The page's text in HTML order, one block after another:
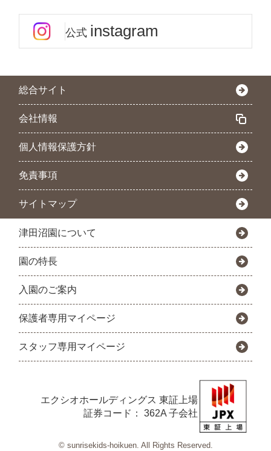
公式 instagram
総合サイト
会社情報
個人情報保護方針
免責事項
サイトマップ
津田沼園について
園の特長
入園のご案内
保護者専用マイページ
スタッフ専用マイページ
エクシオホールディングス 東証上場
証券コード： 362A 子会社
© sunrisekids-hoikuen. All Rights Reserved.